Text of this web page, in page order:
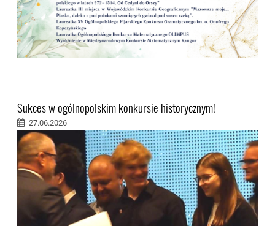
Sukces w ogólnopolskim konkursie historycznym!
27.06.2026